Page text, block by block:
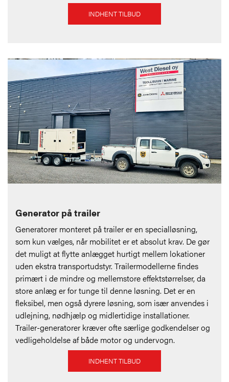
INDHENT TILBUD
Generator på trailer
Generatorer monteret på trailer er en specialløsning,
som kun vælges, når mobilitet er et absolut krav. De gør
det muligt at flytte anlægget hurtigt mellem lokationer
uden ekstra transportudstyr. Trailermodellerne findes
primært i de mindre og mellemstore effektstørrelser, da
store anlæg er for tunge til denne løsning. Det er en
fleksibel, men også dyrere løsning, som især anvendes i
udlejning, nødhjælp og midlertidige installationer.
Trailer-generatorer kræver ofte særlige godkendelser og
vedligeholdelse af både motor og undervogn.
INDHENT TILBUD